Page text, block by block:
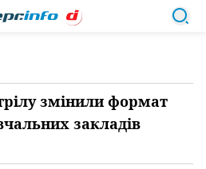
змінили формат
закладів